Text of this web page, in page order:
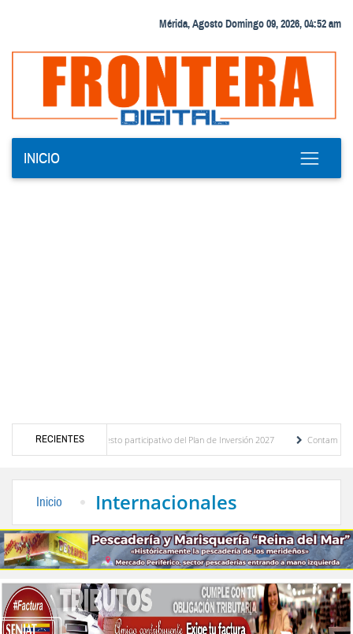
Mérida, Agosto Domingo 09, 2026, 04:52 am
INICIO
RECIENTES
del presupuesto participativo del Plan de Inversión 2027
Contaminación y
Inicio Internacionales